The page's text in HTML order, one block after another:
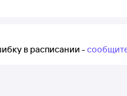
в расписании -